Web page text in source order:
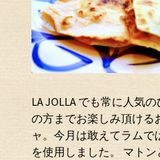
LA JOLLA でも常に人気
の方までお楽しみ頂ける
ャ。今月は敢えてラムで
を使用しました。 マト